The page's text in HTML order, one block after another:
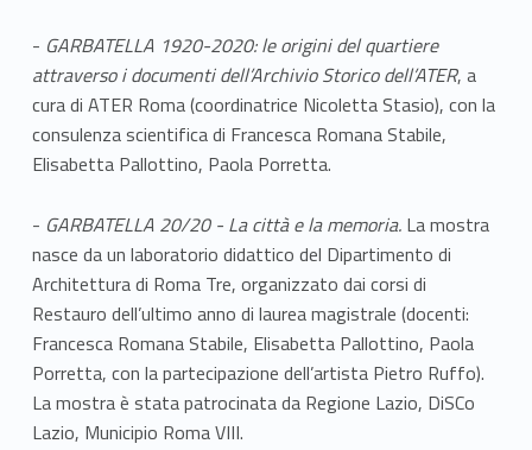
- GARBATELLA 1920-2020: le origini del quartiere
attraverso i documenti dell’Archivio Storico dell’ATER, a
cura di ATER Roma (coordinatrice Nicoletta Stasio), con la
consulenza scientifica di Francesca Romana Stabile,
Elisabetta Pallottino, Paola Porretta.
- GARBATELLA 20/20 - La città e la memoria.La mostra
nasce da un laboratorio didattico del Dipartimento di
Architettura di Roma Tre, organizzato dai corsi di
Restauro dell’ultimo anno di laurea magistrale (docenti:
Francesca Romana Stabile, Elisabetta Pallottino, Paola
Porretta, con la partecipazione dell’artista Pietro Ruffo).
La mostra è stata patrocinata da Regione Lazio, DiSCo
Lazio, Municipio Roma VIII.